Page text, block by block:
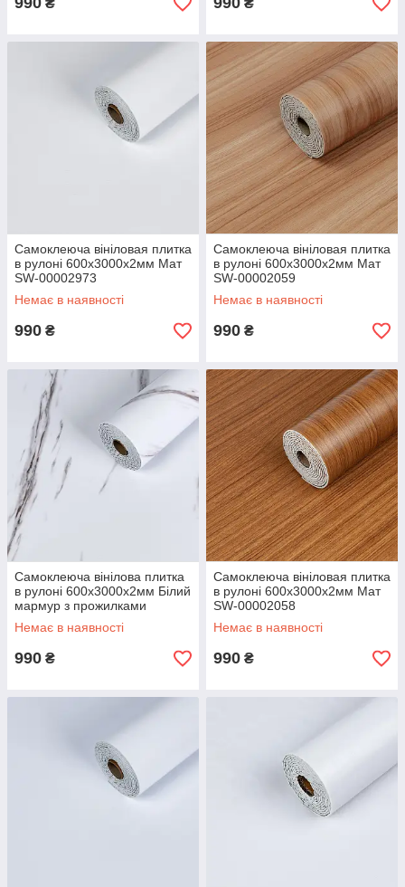
₴ ₴
Самоклеюча вініловая плитка
в рулоні 600х3000х2мм Мат
SW-00002973
Немає в наявності
990 ₴
Самоклеюча вініловая плитка
в рулоні 600х3000х2мм Мат
SW-00002059
Немає в наявності
990 ₴
Самоклеюча вінілова плитка
в рулоні 600х3000х2мм Білий
мармур з прожилками
Глянсова SW-00001285
Немає в наявності
990 ₴
Самоклеюча вініловая плитка
в рулоні 600х3000х2мм Мат
SW-00002058
Немає в наявності
990 ₴